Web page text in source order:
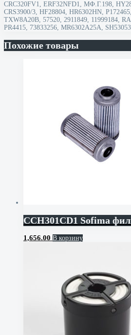
CRC320FV1, ERF32NFD1, МФ.Г.198,
CRS3900/3, HF28804, HR6302HN,
TXW8A20B, 57520, 2911849, 11999184,
PR4415, 73833256, MR6302A25A,
Похожие товары
CCH301CD1 Sofima
1,656.00 В корзину